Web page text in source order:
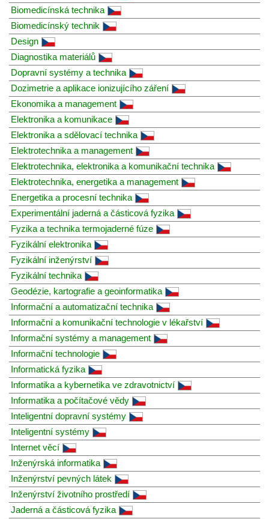
Biomedicínská technika
Biomedicínský technik
Design
Diagnostika materiálů
Dopravní systémy a technika
Dozimetrie a aplikace ionizujícího záření
Ekonomika a management
Elektronika a komunikace
Elektronika a sdělovací technika
Elektrotechnika a management
Elektrotechnika, elektronika a komunikační technika
Elektrotechnika, energetika a management
Energetika a procesní technika
Experimentální jaderná a částicová fyzika
Fyzika a technika termojaderné fúze
Fyzikální elektronika
Fyzikální inženýrství
Fyzikální technika
Geodézie, kartografie a geoinformatika
Informační a automatizační technika
Informační a komunikační technologie v lékařství
Informační systémy a management
Informační technologie
Informatická fyzika
Informatika a kybernetika ve zdravotnictví
Informatika a počítačové vědy
Inteligentní dopravní systémy
Inteligentní systémy
Internet věcí
Inženýrská informatika
Inženýrství pevných látek
Inženýrství životního prostředí
Jaderná a částicová fyzika